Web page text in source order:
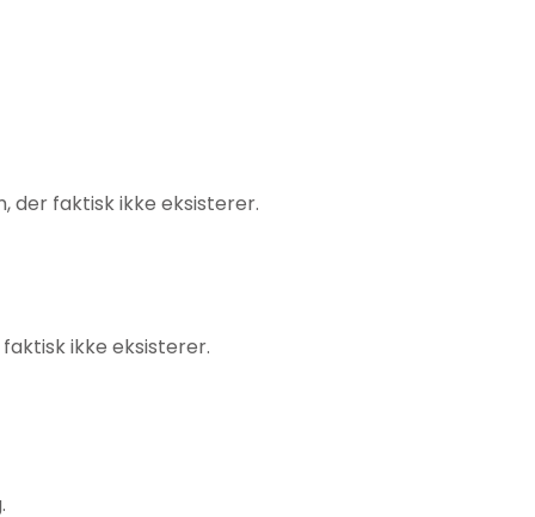
faktisk ikke eksisterer.
ikke eksisterer.